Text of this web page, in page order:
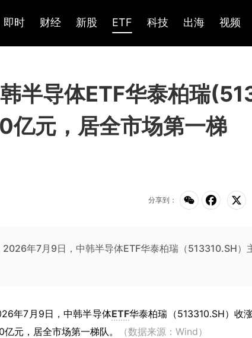
即时 财经 新股 ETF 科技 出海 视频
半导体ETF华泰柏瑞
亿元，居全市场第一梯
分享到：
年7月9日，中韩半导体ETF华泰柏瑞（513310.SH）
年7月9日，中韩半导体ETF华泰柏瑞（513310.SH）收
元，居全市场第一梯队。
（数据来源：Wind）